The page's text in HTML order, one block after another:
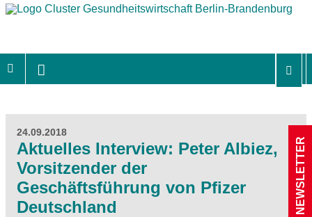
24.09.2018
Aktuelles Interview: Peter Albiez,
Vorsitzender der
Geschäftsführung von Pfizer
Deutschland
NEWSLETTER